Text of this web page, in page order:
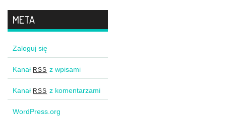
META
Zaloguj się
Kanał RSS z wpisami
Kanał RSS z komentarzami
WordPress.org